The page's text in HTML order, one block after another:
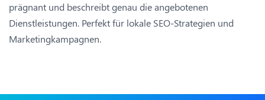
prägnant und beschreibt genau die angebotenen
Dienstleistungen. Perfekt für lokale SEO-Strategien und
Marketingkampagnen.